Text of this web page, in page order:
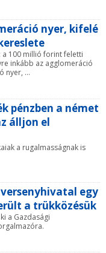
nyer, kifelé
100 millió forint feletti
inkább az agglomeráció
nyer, ...
pénzben a német
álljon el
a rugalmasságnak is
egy
a trükközésük
a Gazdasági